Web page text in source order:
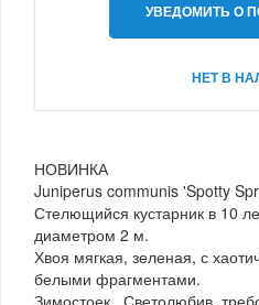
УВЕДОМИТЬ О
НЕТ В
НОВИНКА
Juniperus communis 'Spotty
Стелющийся кустарник в 10
диаметром 2 м.
Хвоя мягкая, зеленая, с
белыми фрагментами.